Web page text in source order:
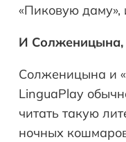
«Пиковую даму»,
И Солженицына,
Солженицына и
LinguaPlay
читать такую
ночных